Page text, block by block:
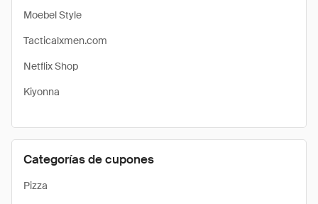
Moebel Style
Tacticalxmen.com
Netflix Shop
Kiyonna
Categorías de cupones
Pizza